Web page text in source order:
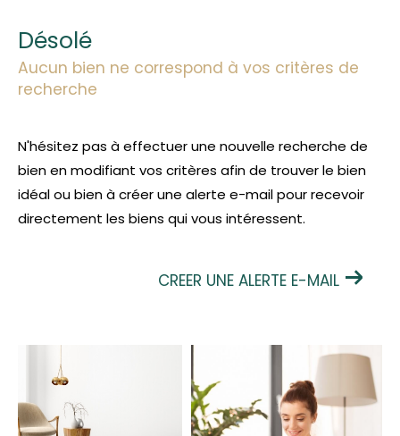
Désolé
Aucun bien ne correspond à vos critères de
recherche
N'hésitez pas à effectuer une nouvelle recherche de
bien en modifiant vos critères afin de trouver le bien
idéal ou bien à créer une alerte e-mail pour recevoir
directement les biens qui vous intéressent.
CREER UNE ALERTE E-MAIL